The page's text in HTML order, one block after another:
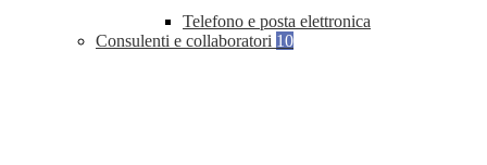
Telefono e posta elettronica
Consulenti e collaboratori 10